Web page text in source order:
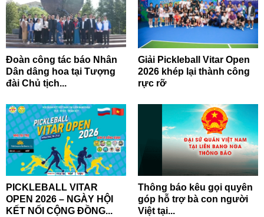
Đoàn công tác báo Nhân
Dân dâng hoa tại Tượng
đài Chủ tịch...
Giải Pickleball Vitar Open
2026 khép lại thành công
rực rỡ
PICKLEBALL VITAR
OPEN 2026 – NGÀY HỘI
KẾT NỐI CỘNG ĐỒNG...
Thông báo kêu gọi quyên
góp hỗ trợ bà con người
Việt tại...